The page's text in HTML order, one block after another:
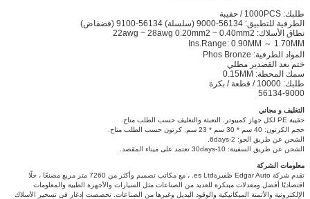
طلبك: 1000PCS / حقيبة
الطرفية للتطبيق: 56134-9000 (سلسلة) 56134-9100 (فضفاض)
نطاق الأسلاك: 22awg ~ 28awg 0.20mm2 ~ 0.40mm2
Ins.Range: 0.90MM ～ 1.70MM
المواد الطرفية: Phos Bronze
ختم بعد القصدير مطلي
سمك المحطة: 0.15MM
طلبك: 10000 / قطعة / بكرة
56134-9000
التغليف و مجاني
حقيبة PE لكل جهاز كمبيوتر.
التعبئة والتغليف حسب الطلب متاح.
حجم الكرتون: 40 سم * 30 سم * 23 سم.
كرتون حسب الطلب متاح.
الشحن عن طريق الجو: 2-6days.
الشحن عن طريق السفينة: 10-30days تعتمد على ميناء المقصد.
معلومات الشركة
تقدم شركة Edgar Auto ظفيرةes Ltd. ، مع مكاتب تصميم وأكثر من 7260 متر مربع مصنعًا ، حلًا
اقتصاديًا أفضل ومعدلات مبتكرة للعديد من الصناعات مثل السيارات والأجهزة الطبية والمعلومات
الإلكترونية والأتمتة الميكانيكية والوقود البديل وغيرها من الصناعات. تخصصت إدغار في تسخير الأسلاك